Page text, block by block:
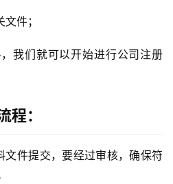
件；
我们就可以开始进行公司注册
程：
文件提交，要经过审核，确保符